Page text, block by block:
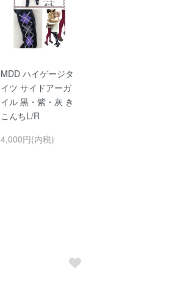
MDD ハイゲージタ
イツ サイドアーガ
イル 黒・紫・灰 き
こんちL/R
4,000円(内税)